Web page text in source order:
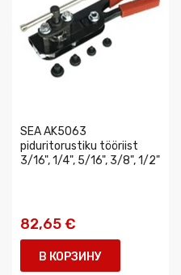
SEA AK5063
piduritorustiku tööriist
3/16", 1/4", 5/16", 3/8", 1/2"
82,65 €
В КОРЗИНУ